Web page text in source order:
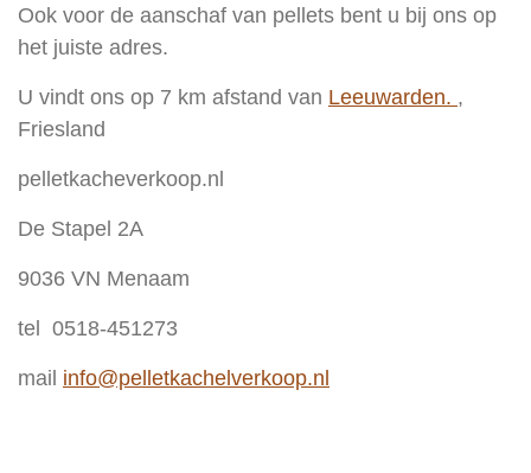
Ook voor de aanschaf van pellets bent u bij ons op
het juiste adres.
U vindt ons op 7 km afstand van Leeuwarden. ,
Friesland
pelletkacheverkoop.nl
De Stapel 2A
9036 VN Menaam
tel 0518-451273
mail info@pelletkachelverkoop.nl